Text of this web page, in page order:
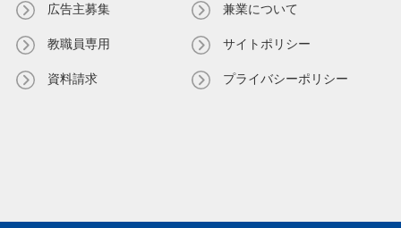
広告主募集
教職員専⽤
資料請求
兼業について
サイトポリシー
プライバシーポリシー